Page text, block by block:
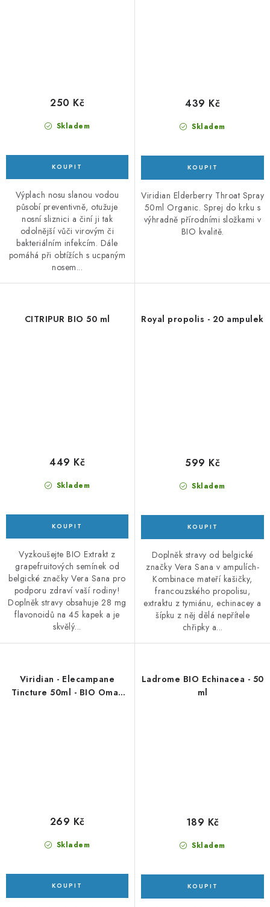
Skladem
250 Kč
Výplach nosu slanou vodou
působí preventivně, otužuje
nosní sliznici a činí ji tak
odolnější vůči virovým či
bakteriálním infekcím. Dále
pomáhá při obtížích s ucpaným
nosem...
Skladem
439 Kč
Viridian Elderberry Throat Spray
50ml Organic. Sprej do krku s
výhradně přírodními složkami v
BIO kvalitě.
CITRIPUR BIO 50 ml
Skladem
449 Kč
Vyzkoušejte BIO Extrakt z
grapefruitových semínek od
belgické značky Vera Sana pro
podporu zdraví vaší rodiny!
Doplněk stravy obsahuje 28 mg
flavonoidů na 45 kapek a je
skvělý...
Royal propolis - 20 ampulek
Skladem
599 Kč
Doplněk stravy od belgické
značky Vera Sana v ampulích-
Kombinace mateří kašičky,
francouzského propolisu,
extraktu z tymiánu, echinacey a
šípku z něj dělá nepřítele
chřipky a...
Viridian - Elecampane
Tincture 50ml - BIO Oman
Skladem
269 Kč
Ladrome BIO Echinacea - 50
ml
Skladem
189 Kč